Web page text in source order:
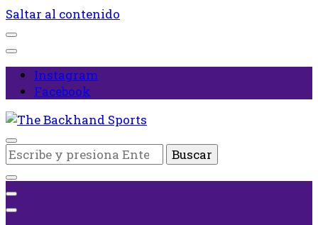
Saltar al contenido
Instagram
Facebook
The Backhand Sports
Inicio
¿Buscas
algo?